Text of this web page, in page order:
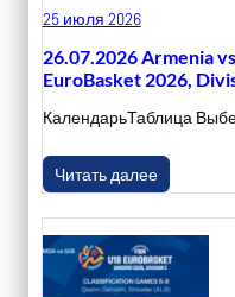
25 июля 2026
26.07.2026 Armenia
EuroBasket 2026,
КалендарьТаблица
Читать далее